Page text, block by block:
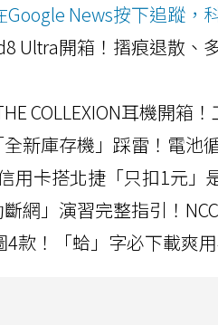
News按下追蹤，
Ultra開箱！摺痕退散
COLLEXION耳機開箱
新庫存機」踩雷！電池
用卡搭北捷「只扣1元
網」演習完整指引！
4款！「蛤」字必下載爽